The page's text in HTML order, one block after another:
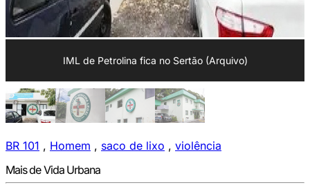
IML de Petrolina fica no Sertão (Arquivo)
BR 101 , Homem , saco de lixo , violência
Mais de Vida Urbana